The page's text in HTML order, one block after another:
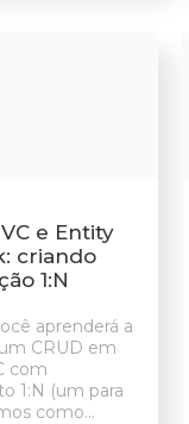
e Entity
criando
1:N
aprenderá a
CRUD em
com
1:N (um para
como...